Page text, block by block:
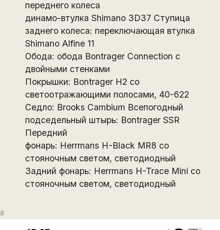
переднего колеса
динамо-втулка Shimano 3D37 Ступица
заднего колеса: переключающая втулка
Shimano Alfine 11
Обода: обода Bontrager Connection с
двойными стенками
Покрышки: Bontrager H2 со
светоотражающими полосами, 40-622
Седло: Brooks Cambium Всепогодный
подседельный штырь: Bontrager SSR
Передний
фонарь: Herrmans H-Black MR8 со
стояночным светом, светодиодный
Задний фонарь: Herrmans H-Trace Mini со
стояночным светом, светодиодный
#